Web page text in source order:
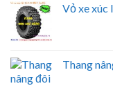
Vỏ xe
Thang